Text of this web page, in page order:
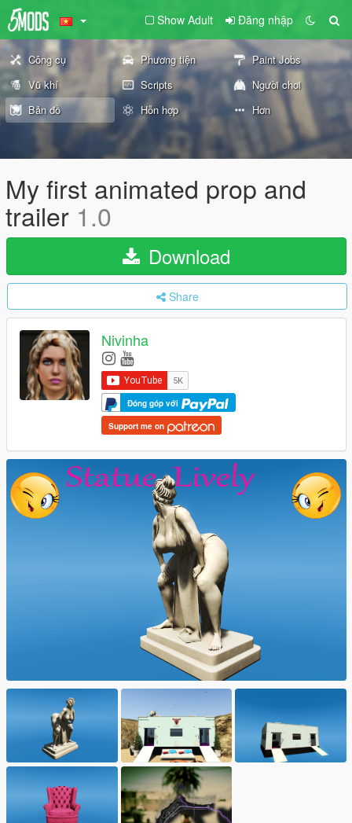
Show Adult Đăng nhập
Công cụ Phương tiện
Paint Jobs
Vũ khí
Scripts
Người chơi
Bản đồ
Hỗn hợp Hơn
My first animated prop and
trailer 1.0
Download
Share
Nivinha
Đóng góp với
Support me on